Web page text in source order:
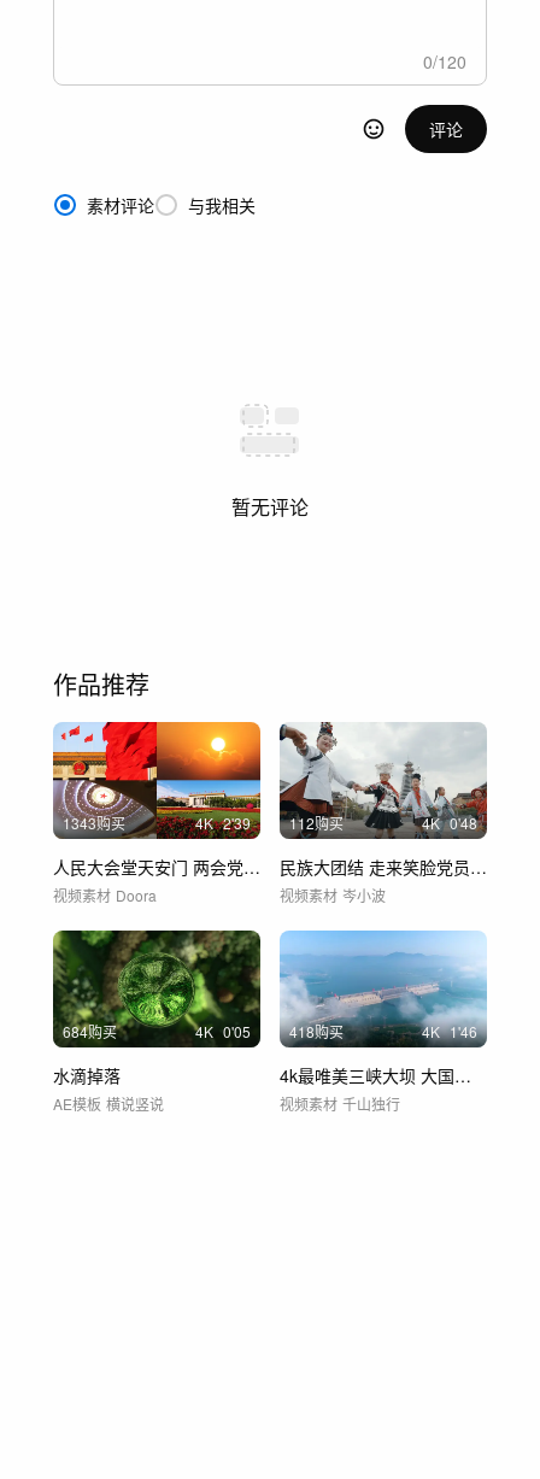
0/120
评论
素材评论 与我相关
暂无评论
作品推荐
1343购买 4K 2'39
人民大会堂天安门 两会党建党政国庆
视频素材 Doora
112购买 4K 0'48
民族大团结 走来笑脸党员志愿者跳舞
视频素材 岑小波
684购买 4K 0'05
水滴掉落
AE模板 横说竖说
418购买 4K 1'46
4k最唯美三峡大坝 大国重器 能源电力
视频素材 千山独行